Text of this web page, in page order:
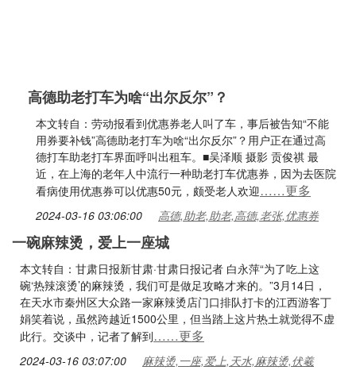
高德助老打车为啥“出尔反尔”？
本文转自：劳动报看到优惠券老人叫了车，事后被告知“不能
用券要补钱”高德助老打车为啥“出尔反尔”？用户正在通过高
德打车助老打车界面呼叫出租车。■吴泽顺 摄影 贡俊祺 最
近，在上海的老年人中流行一种助老打车优惠券，因为去医院
看病使用优惠券可以优惠50元，颇受老人欢迎……更多
2024-03-16 03:06:00 高德,助老,助老,高德,老张,优惠券
一碗麻辣烫，爱上一座城
本文转自：甘肃日报新甘肃·甘肃日报记者 白永萍“为了吃上这
碗‘热辣滚烫’的麻辣烫，我们可是做足攻略才来的。”3月14日，
在天水市秦州区大众路一家麻辣烫店门口排队打卡的江西游客丁
娟笑着说，虽然跨越近1500公里，但当踏上这片热土就觉得不虚
此行。交谈中，记者了解到……更多
2024-03-16 03:07:00 麻辣烫,一座,爱上,天水,麻辣烫,伏羲